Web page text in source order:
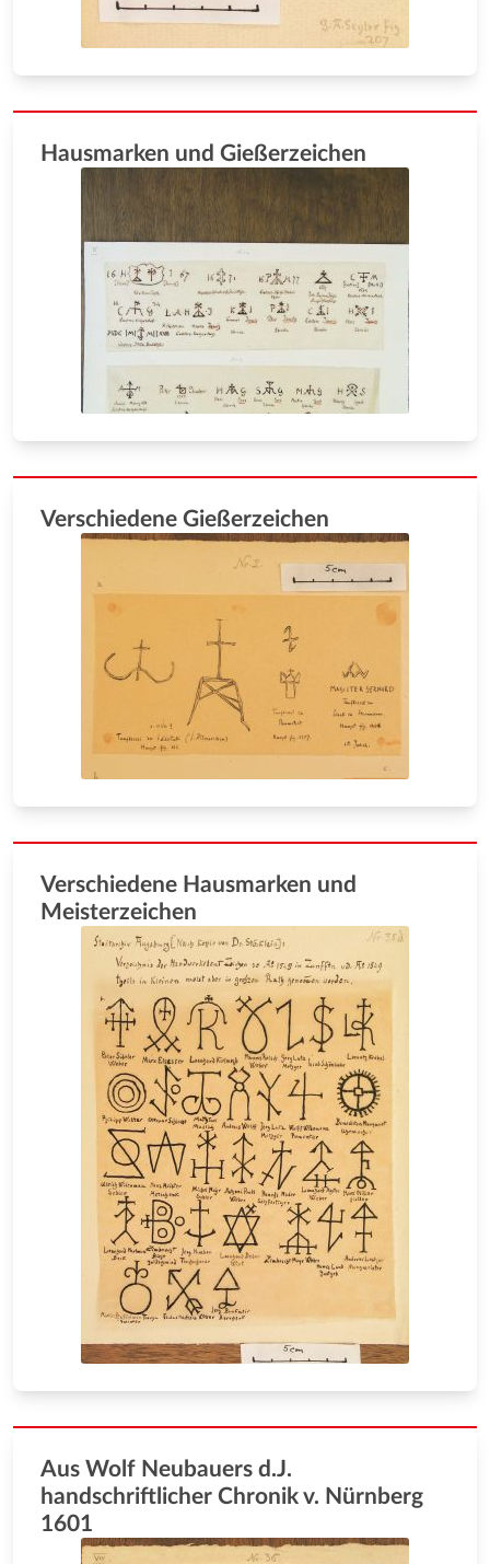
Hausmarken und Gießerzeichen
Verschiedene Gießerzeichen
Verschiedene Hausmarken und
Meisterzeichen
Aus Wolf Neubauers d.J.
handschriftlicher Chronik v. Nürnberg
1601